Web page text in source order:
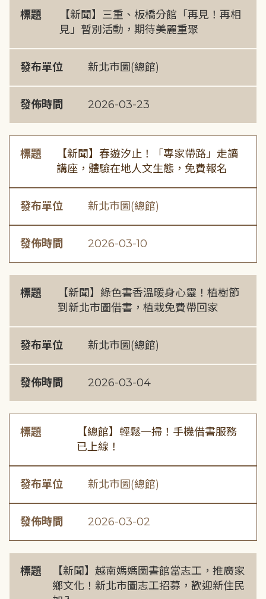
標題
【新聞】三重、板橋分館「再見！再相
見」暫別活動，期待美麗重聚
發布單位 新北市圖(總館)
發佈時間 2026-03-23
標題
【新聞】春遊汐止！「專家帶路」走讀
講座，體驗在地人文生態，免費報名
發布單位 新北市圖(總館)
發佈時間 2026-03-10
標題
【新聞】綠色書香溫暖身心靈！植樹節
到新北市圖借書，植栽免費帶回家
發布單位 新北市圖(總館)
發佈時間 2026-03-04
標題
【總館】輕鬆一掃！手機借書服務
已上線！
發布單位 新北市圖(總館)
發佈時間 2026-03-02
標題
【新聞】越南媽媽圖書館當志工，推廣家
鄉文化！新北市圖志工招募，歡迎新住民